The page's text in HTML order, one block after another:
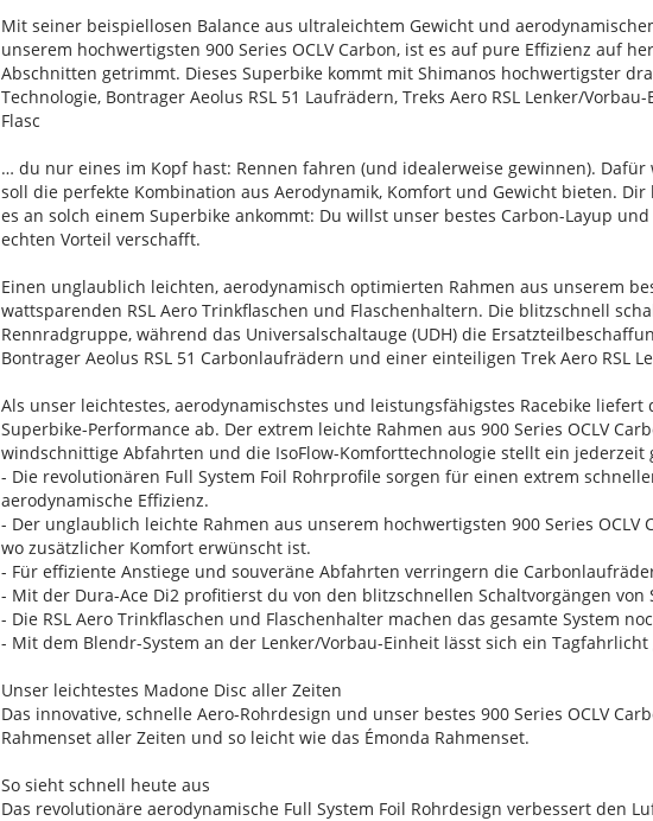
Mit seiner beispiellosen Balance aus ultraleichtem Gewicht und
unserem hochwertigsten 900 Series OCLV Carbon, ist es auf pure Effizienz auf
Abschnitten getrimmt. Dieses Superbike kommt mit Shimanos hochwertigster
Technologie, Bontrager Aeolus RSL 51 Laufrädern, Treks Aero RSL Lenker/
Flasc
… du nur eines im Kopf hast: Rennen fahren (und idealerweise gewinnen).
soll die perfekte Kombination aus Aerodynamik, Komfort und Gewicht bieten.
es an solch einem Superbike ankommt: Du willst unser bestes Carbon-Layup
echten Vorteil verschafft.
Einen unglaublich leichten, aerodynamisch optimierten Rahmen aus unserem
wattsparenden RSL Aero Trinkflaschen und Flaschenhaltern. Die blitzschnell
Rennradgruppe, während das Universalschaltauge (UDH) die
Bontrager Aeolus RSL 51 Carbonlaufrädern und einer einteiligen Trek Aero RSL
Als unser leichtestes, aerodynamischstes und leistungsfähigstes Racebike
Superbike-Performance ab. Der extrem leichte Rahmen aus 900 Series OCLV
windschnittige Abfahrten und die IsoFlow-Komforttechnologie stellt ein
- Die revolutionären Full System Foil Rohrprofile sorgen für einen extrem
aerodynamische Effizienz.
- Der unglaublich leichte Rahmen aus unserem hochwertigsten 900 Series
wo zusätzlicher Komfort erwünscht ist.
- Für effiziente Anstiege und souveräne Abfahrten verringern die
- Mit der Dura-Ace Di2 profitierst du von den blitzschnellen Schaltvorgängen von
- Die RSL Aero Trinkflaschen und Flaschenhalter machen das gesamte System
- Mit dem Blendr-System an der Lenker/Vorbau-Einheit lässt sich ein
Unser leichtestes Madone Disc aller Zeiten
Das innovative, schnelle Aero-Rohrdesign und unser bestes 900 Series OCLV
Rahmenset aller Zeiten und so leicht wie das Émonda Rahmenset.
So sieht schnell heute aus
Das revolutionäre aerodynamische Full System Foil Rohrdesign verbessert den